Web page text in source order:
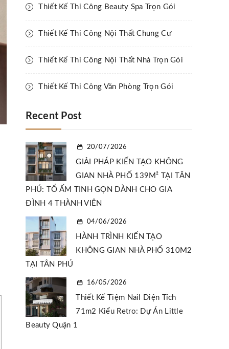
Thiết Kế Thi Công Beauty Spa Trọn Gói
Thiết Kế Thi Công Nội Thất Chung Cư
Thiết Kế Thi Công Nội Thất Nhà Trọn Gói
Thiết Kế Thi Công Văn Phòng Trọn Gói
Recent Post
20/07/2026
GIẢI PHÁP KIẾN TẠO KHÔNG
GIAN NHÀ PHỐ 139M² TẠI TÂN
PHÚ: TỔ ẤM TINH GỌN DÀNH CHO GIA
ĐÌNH 4 THÀNH VIÊN
04/06/2026
HÀNH TRÌNH KIẾN TẠO
KHÔNG GIAN NHÀ PHỐ 310M2
TẠI TÂN PHÚ
16/05/2026
Thiết Kế Tiệm Nail Diện Tích
71m2 Kiểu Retro: Dự Án Little
Beauty Quận 1